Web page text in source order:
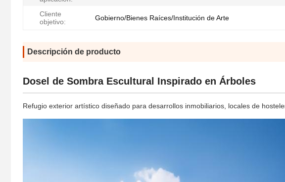
Cliente
objetivo:
Gobierno/Bienes Raíces/Institución de Arte
Descripción de producto
Dosel de Sombra Escultural Inspirado en Árboles
Refugio exterior artístico diseñado para desarrollos inmobiliarios, locales de